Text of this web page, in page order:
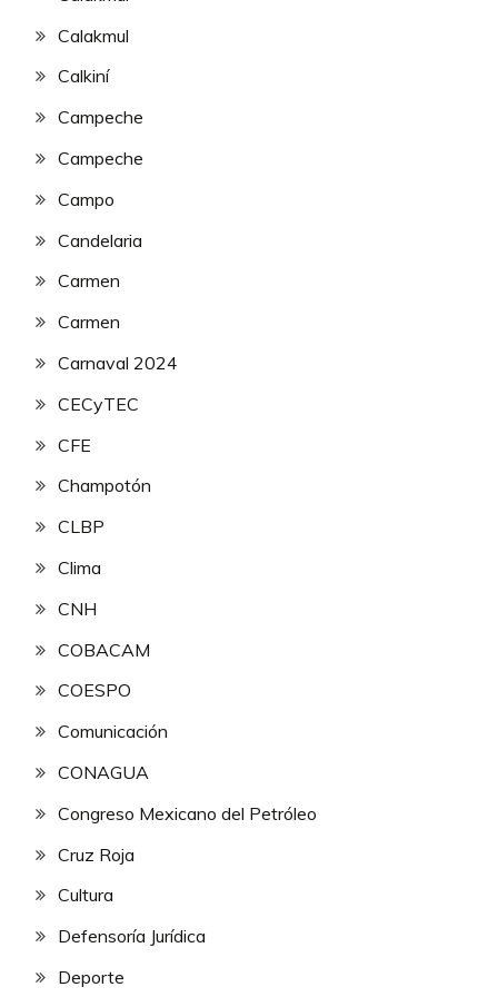
Calakmul
Calkiní
Campeche
Campeche
Campo
Candelaria
Carmen
Carmen
Carnaval 2024
CECyTEC
CFE
Champotón
CLBP
Clima
CNH
COBACAM
COESPO
Comunicación
CONAGUA
Congreso Mexicano del Petróleo
Cruz Roja
Cultura
Defensoría Jurídica
Deporte